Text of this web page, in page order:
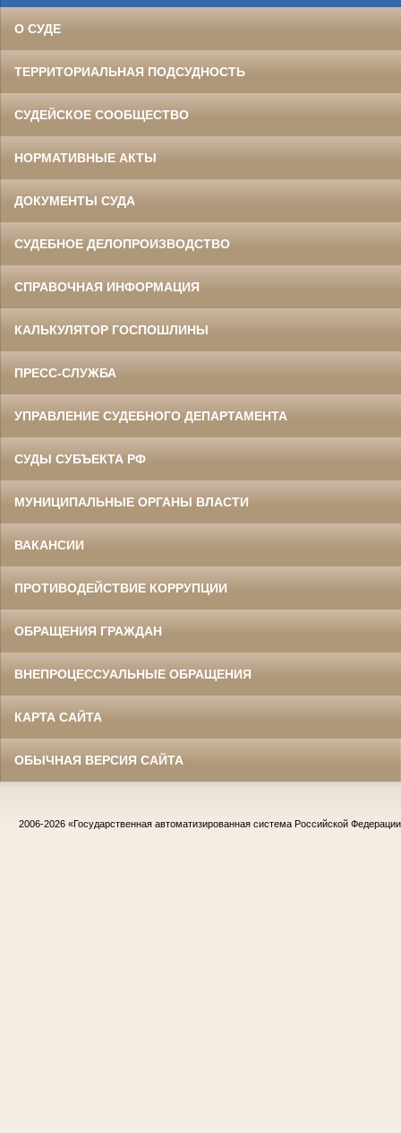
О СУДЕ
ТЕРРИТОРИАЛЬНАЯ ПОДСУДНОСТЬ
СУДЕЙСКОЕ СООБЩЕСТВО
НОРМАТИВНЫЕ АКТЫ
ДОКУМЕНТЫ СУДА
СУДЕБНОЕ ДЕЛОПРОИЗВОДСТВО
СПРАВОЧНАЯ ИНФОРМАЦИЯ
КАЛЬКУЛЯТОР ГОСПОШЛИНЫ
ПРЕСС-СЛУЖБА
УПРАВЛЕНИЕ СУДЕБНОГО ДЕПАРТАМЕНТА
СУДЫ СУБЪЕКТА РФ
МУНИЦИПАЛЬНЫЕ ОРГАНЫ ВЛАСТИ
ВАКАНСИИ
ПРОТИВОДЕЙСТВИЕ КОРРУПЦИИ
ОБРАЩЕНИЯ ГРАЖДАН
ВНЕПРОЦЕССУАЛЬНЫЕ ОБРАЩЕНИЯ
КАРТА САЙТА
ОБЫЧНАЯ ВЕРСИЯ САЙТА
2006-2026 «Государственная автоматизированная система Российской